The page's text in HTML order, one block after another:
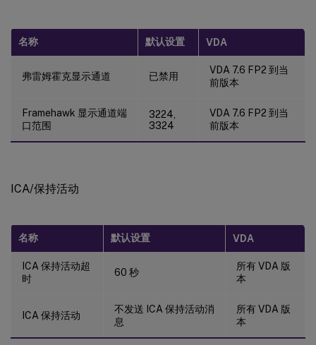
名称 默认设置 VDA
弗雷姆霍克显示通道 已禁用
VDA 7.6 FP2 到当
前版本
Framehawk 显示通道端
口范围
3224,
3324
VDA 7.6 FP2 到当
前版本
ICA/保持活动
名称 默认设置 VDA
ICA 保持活动超
时
60 秒
所有 VDA 版
本
ICA 保持活动
不发送 ICA 保持活动消
息
所有 VDA 版
本